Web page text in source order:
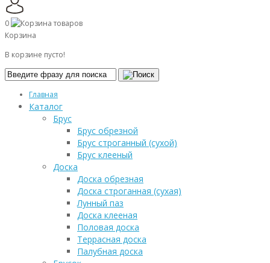
0
Корзина
В корзине пусто!
Главная
Каталог
Брус
Брус обрезной
Брус строганный (сухой)
Брус клееный
Доска
Доска обрезная
Доска строганная (сухая)
Лунный паз
Доска клееная
Половая доска
Террасная доска
Палубная доска